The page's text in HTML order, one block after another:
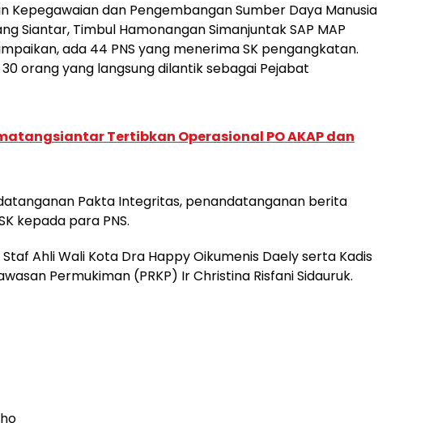
Kepegawaian dan Pengembangan Sumber Daya Manusia
Siantar, Timbul Hamonangan Simanjuntak SAP MAP
ada 44 PNS yang menerima SK pengangkatan.
orang yang langsung dilantik sebagai Pejabat
Tertibkan Operasional PO AKAP dan
Pakta Integritas, penandatanganan berita
kepada para PNS.
Ahli Wali Kota Dra Happy Oikumenis Daely serta Kadis
Permukiman (PRKP) Ir Christina Risfani Sidauruk.